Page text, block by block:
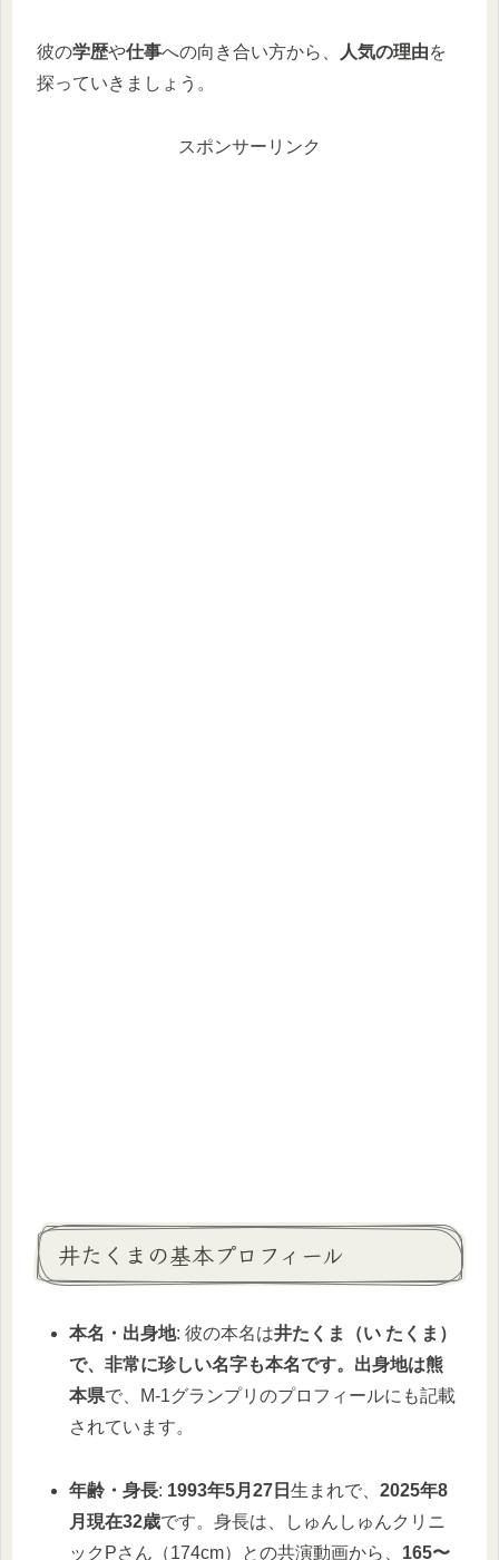
彼の学歴や仕事への向き合い方から、 人気の理由を
探っていきましょう。
スポンサーリンク
井たくまの基本プロフィール
本名・出身地: 彼の本名は井たくま（い たくま）
で、非常に珍しい名字も本名です。出身地は熊
本県で、M-1グランプリのプロフィールにも記載
されています。
年齢・身長: 1993年5月27日生まれで、2025年8
月現在32歳です。身長は、しゅんしゅんクリニ
ックPさん（174cm）との共演動画から、 165〜